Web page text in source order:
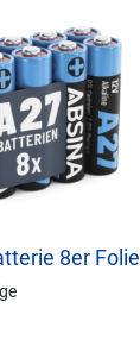
8er Folie